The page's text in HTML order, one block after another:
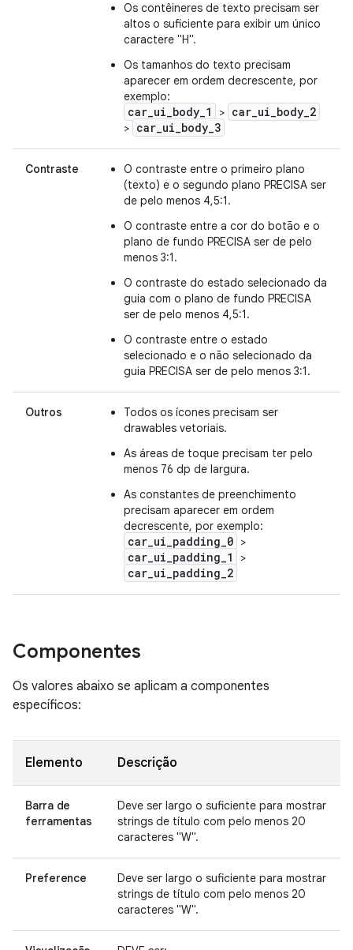
Os contêineres de texto precisam ser
altos o suficiente para exibir um único
caractere "H".
Os tamanhos do texto precisam
aparecer em ordem decrescente, por
exemplo:
car_ui_body_1 > car_ui_body_2
> car_ui_body_3
Contraste
O contraste entre o primeiro plano
(texto) e o segundo plano PRECISA ser
de pelo menos 4,5:1.
O contraste entre a cor do botão e o
plano de fundo PRECISA ser de pelo
menos 3:1.
O contraste do estado selecionado da
guia com o plano de fundo PRECISA
ser de pelo menos 4,5:1.
O contraste entre o estado
selecionado e o não selecionado da
guia PRECISA ser de pelo menos 3:1.
Outros
Todos os ícones precisam ser
drawables vetoriais.
As áreas de toque precisam ter pelo
menos 76 dp de largura.
As constantes de preenchimento
precisam aparecer em ordem
decrescente, por exemplo:
car_ui_padding_0 >
car_ui_padding_1 >
car_ui_padding_2
Componentes
Os valores abaixo se aplicam a componentes
específicos:
Elemento Descrição
Barra de
ferramentas
Deve ser largo o suficiente para mostrar
strings de título com pelo menos 20
caracteres "W".
Preference
Deve ser largo o suficiente para mostrar
strings de título com pelo menos 20
caracteres "W".